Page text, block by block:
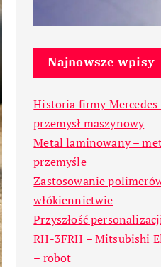
Najnowsze wpisy
Historia firmy
przemysł maszynowy
Metal laminowany –
przemyśle
Zastosowanie
włókiennictwie
Przyszłość
RH-3FRH – Mitsubishi
– robot